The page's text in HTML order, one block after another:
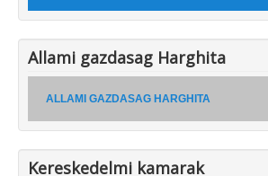
Allami gazdasag Harghita
ALLAMI GAZDASAG HARGHITA
Kereskedelmi kamarak